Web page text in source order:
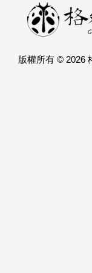
版權所有 © 2026